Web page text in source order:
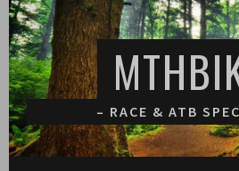
Spring
naar
inhoud
– RACE & ATB